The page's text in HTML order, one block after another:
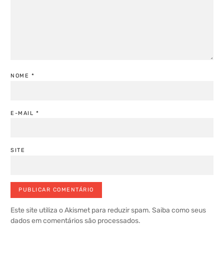
NOME *
E-MAIL *
SITE
Este site utiliza o Akismet para reduzir spam. Saiba como seus
dados em comentários são processados.